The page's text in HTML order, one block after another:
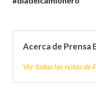
Acerca de Prensa
Ver todas las notas